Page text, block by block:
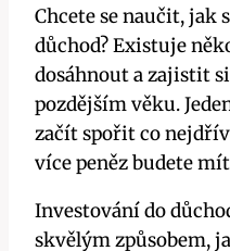
Chcete se naučit, jak
důchod? Existuje
dosáhnout a zajistit
pozdějším věku.
začít spořit co
více peněz budete
Investování do
skvělým způsobem,